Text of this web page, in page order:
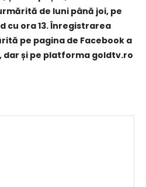
de luni până joi, pe
cu ora 13. Înregistrarea
pe pagina de Facebook a
dar și pe platforma goldtv.ro